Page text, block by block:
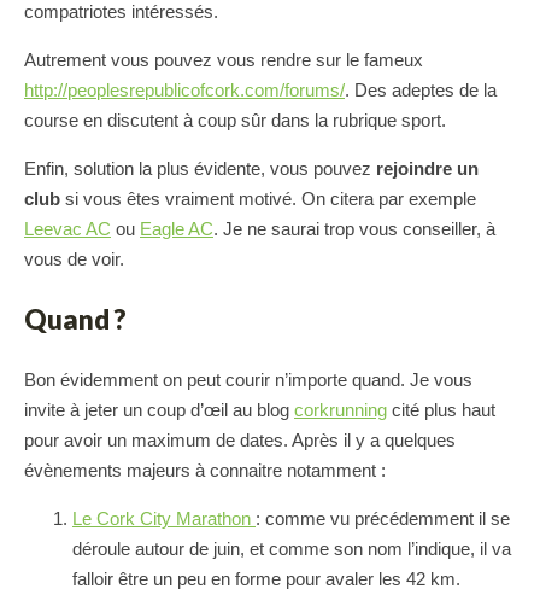
compatriotes intéressés.
Autrement vous pouvez vous rendre sur le fameux
http://peoplesrepublicofcork.com/forums/. Des adeptes de la
course en discutent à coup sûr dans la rubrique sport.
Enfin, solution la plus évidente, vous pouvez rejoindre un
club si vous êtes vraiment motivé. On citera par exemple
Leevac AC ou Eagle AC. Je ne saurai trop vous conseiller, à
vous de voir.
Quand ?
Bon évidemment on peut courir n’importe quand. Je vous
invite à jeter un coup d’œil au blog corkrunning cité plus haut
pour avoir un maximum de dates. Après il y a quelques
évènements majeurs à connaitre notamment :
Le Cork City Marathon : comme vu précédemment il se
déroule autour de juin, et comme son nom l’indique, il va
falloir être un peu en forme pour avaler les 42 km.